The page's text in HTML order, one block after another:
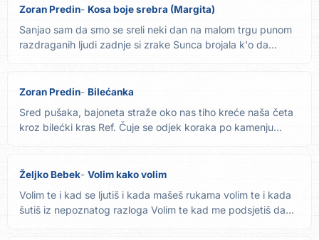
Zoran Predin Kosa boje srebra (Margita)
Sanjao sam da smo se sreli neki dan na malom trgu punom
razdraganih ljudi zadnje si zrake Sunca brojala k'o da
Zoran Predin Bilećanka
Sred pušaka, bajoneta straže oko nas tiho kreće naša četa
kroz bilećki kras Ref. Čuje se odjek koraka po kamenju...
Željko Bebek Volim kako volim
Volim te i kad se ljutiš i kada mašeš rukama volim te i kada
šutiš iz nepoznatog razloga Volim te kad me podsjetiš da...